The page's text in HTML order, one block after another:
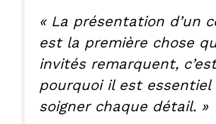
« La présentation d’un
est la première chose
invités remarquent, c’est
pourquoi il est essentiel
soigner chaque détail. »